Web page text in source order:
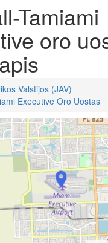
Tamiami
oro
Valstijos (JAV)
Executive Oro Uostas